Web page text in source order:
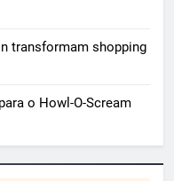
transformam shopping
o Howl-O-Scream